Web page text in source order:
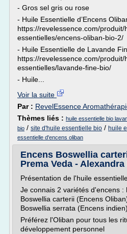
- Gros sel gris ou rose
- Huile Essentielle d’Encens
https://revelessence.com/produit/
essentielles/encens-oliban-bio-2/
- Huile Essentielle de Lavande
https://revelessence.com/produit/
essentielles/lavande-fine-bio/
- Huile...
Voir la suite
Par : RevelEssence
Thèmes liés : huile essentielle bio
bio / site d'huile essentielle bio / huile
essentielle d'encens oliban
Encens Boswellia
Prema Veda -
Présentation de l'huile
Je connais 2 variétés d'encens :
Boswellia carterii (Encens
Boswellia serrata (Encens indien)
Préférez l'Oliban pour tous les
développement personnel